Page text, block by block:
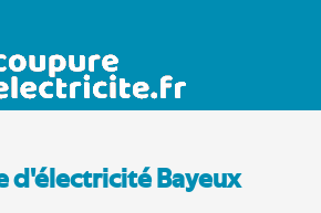
d'électricité Bayeux